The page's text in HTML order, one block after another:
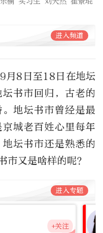
进入频道
月8日至18日在地坛
书市回归，古老的
地坛书市曾经是最
城老百姓心里每年
坛书市还是熟悉的
市又是啥样的呢？
进入专题
+关注